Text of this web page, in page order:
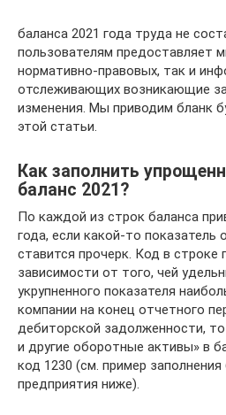
баланса 2021 года труда не
пользователям предоставляет
нормативно-правовых, так и
отслеживающих возникающие
изменения. Мы приводим бланк
этой статьи.
Как заполнить
баланс 2021?
По каждой из строк баланса
года, если какой-то показатель
ставится прочерк. Код в строке
зависимости от того, чей
укрупненного показателя
компании на конец отчетного
дебиторской задолженности,
и другие оборотные активы» в
код 1230 (см. пример
предприятия ниже).